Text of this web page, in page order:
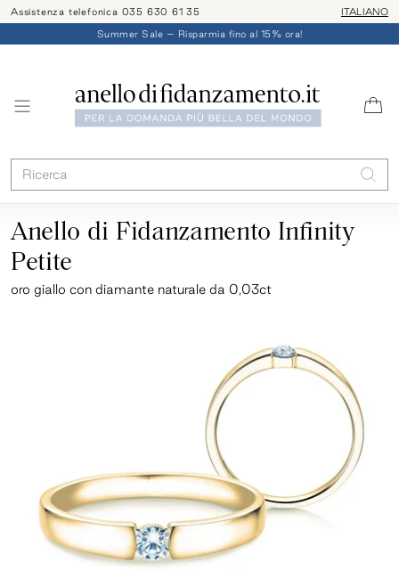
Assistenza telefonica 035 630 61 35 ITALIANO
Summer Sale – Risparmia fino al 15% ora!
Anello di Fidanzamento Infinity
Petite
oro giallo con diamante naturale da 0,03ct